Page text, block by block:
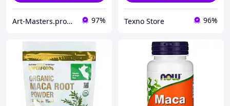
Art-Masters.prom.ua 97% Texno Store 96%